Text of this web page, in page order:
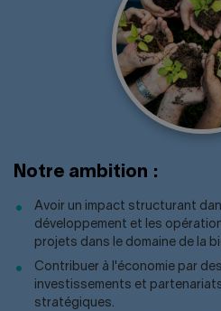
Notre ambition :
Avoir un impact structurant
développement et les
projets dans le domaine de la
Contribuer à l'économie par des
investissements et
stratégiques.